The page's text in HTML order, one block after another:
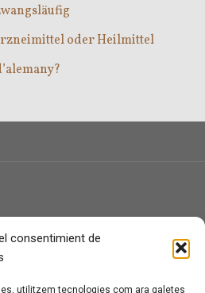
consentimient de
utilitzem tecnologies com ara galetes
oder Heilmittel